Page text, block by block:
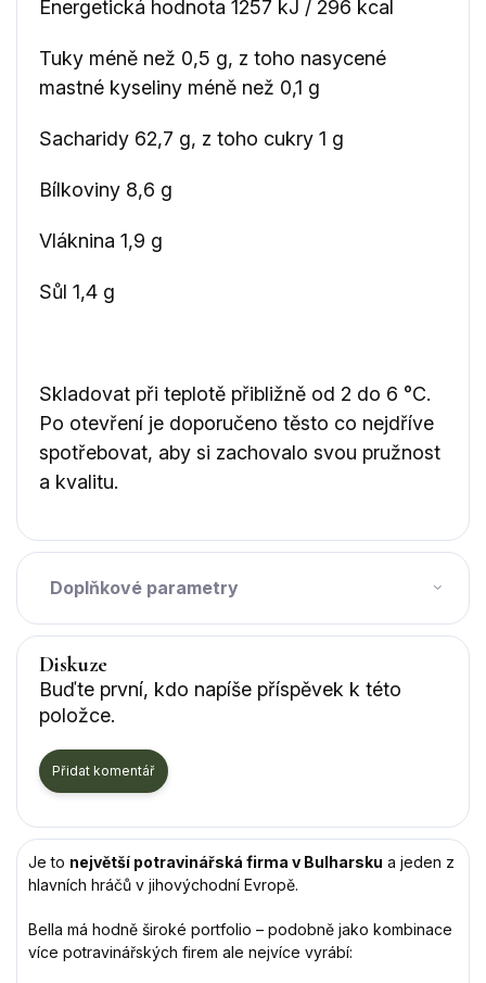
Energetická hodnota 1257 kJ / 296 kcal
Tuky méně než 0,5 g, z toho nasycené
mastné kyseliny méně než 0,1 g
Sacharidy 62,7 g, z toho cukry 1 g
Bílkoviny 8,6 g
Vláknina 1,9 g
Sůl 1,4 g
Skladovat při teplotě přibližně od 2 do 6 °C.
Po otevření je doporučeno těsto co nejdříve
spotřebovat, aby si zachovalo svou pružnost
a kvalitu.
Doplňkové parametry
Diskuze
Buďte první, kdo napíše příspěvek k této
položce.
Přidat komentář
Je to největší potravinářská firma v Bulharsku a jeden z
hlavních hráčů v jihovýchodní Evropě.
Bella má hodně široké portfolio – podobně jako kombinace
více potravinářských firem ale nejvíce vyrábí: